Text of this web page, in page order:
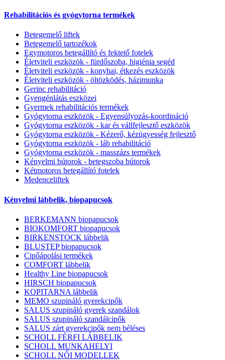
Rehabilitációs és gyógytorna termékek
Betegemelő liftek
Betegemelő tartozékok
Egymotoros betegállító és fektető fotelek
Életviteli eszközök - fürdőszoba, higiénia segéd
Életviteli eszközök - konyhai, étkezés eszközök
Életviteli eszközök - öltözködés, házimunka
Gerinc rehabilitáció
Gyengénlátás eszközei
Gyermek rehabilitációs termékek
Gyógytorna eszközök - Egyensúlyozás-koordináció
Gyógytorna eszközök - kar és vállfejlesztő eszközök
Gyógytorna eszközök - Kézerő, kézügyesség fejlesztő
Gyógytorna eszközök - láb rehabilitáció
Gyógytorna eszközök - masszázs termékek
Kényelmi bútorok - betegszoba bútorok
Kétmotoros betegállító fotelek
Medenceliftek
Kényelmi lábbelik, biopapucsok
BERKEMANN biopapucsok
BIOKOMFORT biopapucsok
BIRKENSTOCK lábbelik
BLUSTEP biopapucsok
Cipőápolási termékek
COMFORT lábbelik
Healthy Line biopapucsok
HIRSCH biopapucsok
KOPITARNA lábbelik
MEMO szupináló gyerekcipők
SALUS szupináló gyerek szandálok
SALUS szupináló szandálcipők
SALUS zárt gyerekcipők nem béléses
SCHOLL FÉRFI LÁBBELIK
SCHOLL MUNKAHELYI
SCHOLL NŐI MODELLEK